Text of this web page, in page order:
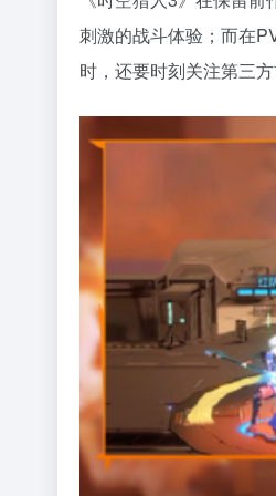
刺激的战斗体验；而在
时，还要时刻关注第三